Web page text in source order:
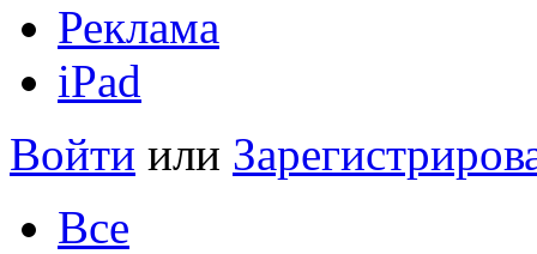
Реклама
iPad
Войти или
Все